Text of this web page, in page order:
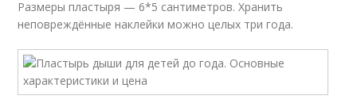
Размеры пластыря — 6*5 сантиметров. Хранить
неповреждённые наклейки можно целых три года.